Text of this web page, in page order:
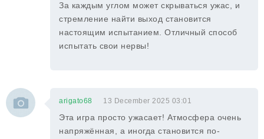
За каждым углом может скрываться ужас, и
стремление найти выход становится
настоящим испытанием. Отличный способ
испытать свои нервы!
arigato68 13 December 2025 03:01
Эта игра просто ужасает! Атмосфера очень
напряжённая, а иногда становится по-